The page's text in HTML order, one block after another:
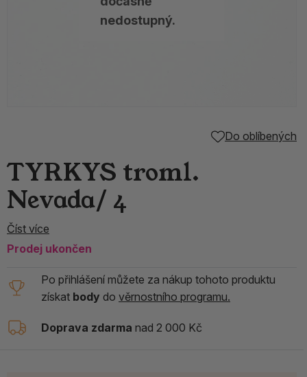
nedostupný.
Do oblíbených
TYRKYS troml.
Nevada/ 4
Číst více
Prodej ukončen
Po přihlášení můžete za nákup tohoto produktu
získat body do věrnostního programu.
Doprava zdarma nad 2 000 Kč